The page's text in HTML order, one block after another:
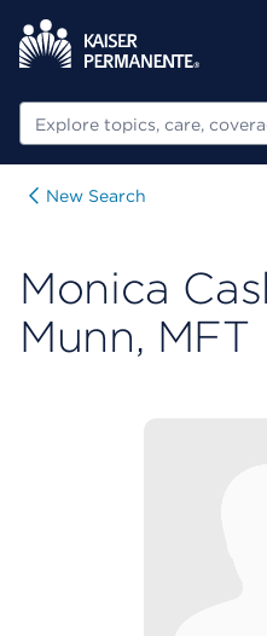
Buscar
New Search
Monica
Munn, MFT